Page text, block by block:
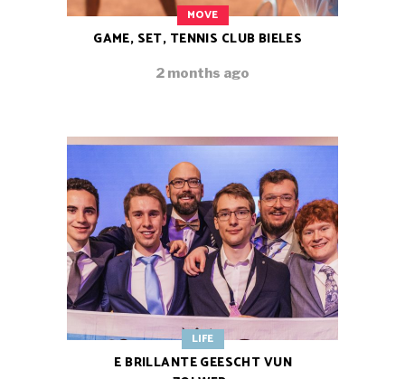
MOVE
GAME, SET, TENNIS CLUB BIELES
2 months ago
LIFE
E BRILLANTE GEESCHT VUN